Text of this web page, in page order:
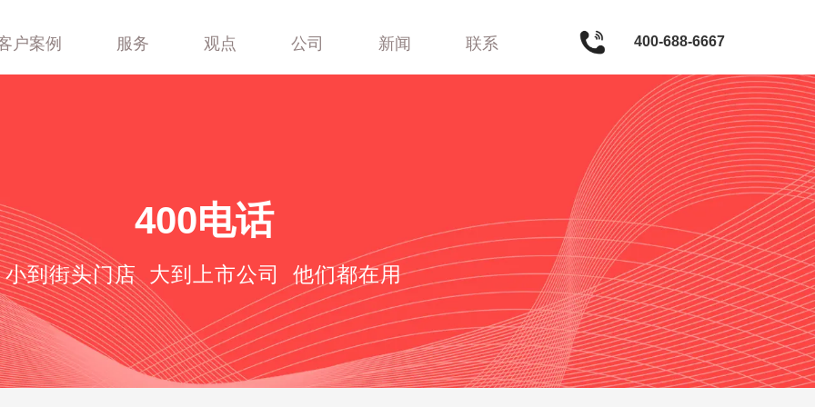
户案例 服务 观点 公司 新闻 联系 400-688-6667
400电话
小到街头门店 大到上市公司 他们都在用